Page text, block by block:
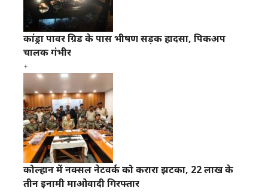
कांड्रा पावर ग्रिड के पास भीषण सड़क हादसा, पिकअप
चालक गंभीर
कोल्हान में नक्सल नेटवर्क को करारा झटका, 22 लाख के
तीन इनामी माओवादी गिरफ्तार